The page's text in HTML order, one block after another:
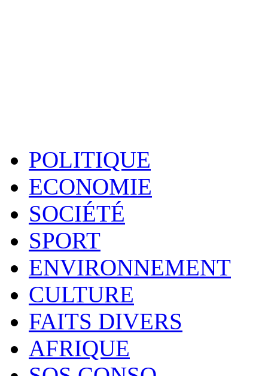
POLITIQUE
ECONOMIE
SOCIÉTÉ
SPORT
ENVIRONNEMENT
CULTURE
FAITS DIVERS
AFRIQUE